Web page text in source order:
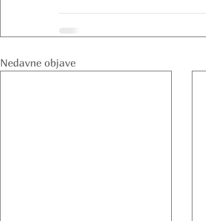
Nedavne objave